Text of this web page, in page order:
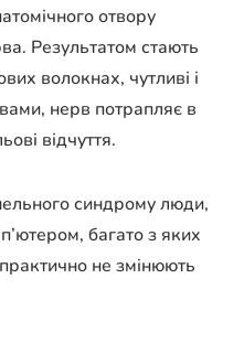
отвору
Результатом стають
волокнах, чутливі і
нерв потрапляє в
відчуття.
синдрому люди,
багато з яких
не змінюють